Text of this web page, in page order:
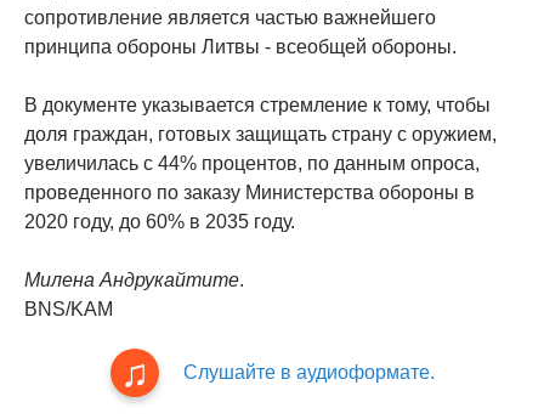
сопротивление является частью важнейшего
принципа обороны Литвы - всеобщей обороны.
В документе указывается стремление к тому, чтобы
доля граждан, готовых защищать страну с оружием,
увеличилась с 44% процентов, по данным опроса,
проведенного по заказу Министерства обороны в
2020 году, до 60% в 2035 году.
Милена Андрукайтите.
BNS/KAM
Слушайте в аудиоформате.